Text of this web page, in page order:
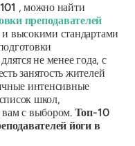
, можно найти
преподавателей
высокими стандартами
не менее года, с
занятость жителей
интенсивные
школ,
с выбором. Топ-10
йоги в